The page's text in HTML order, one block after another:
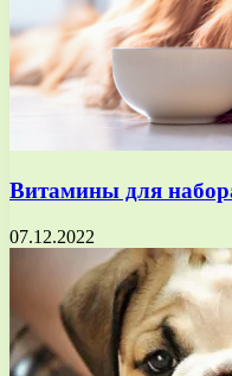
Витамины для
07.12.2022